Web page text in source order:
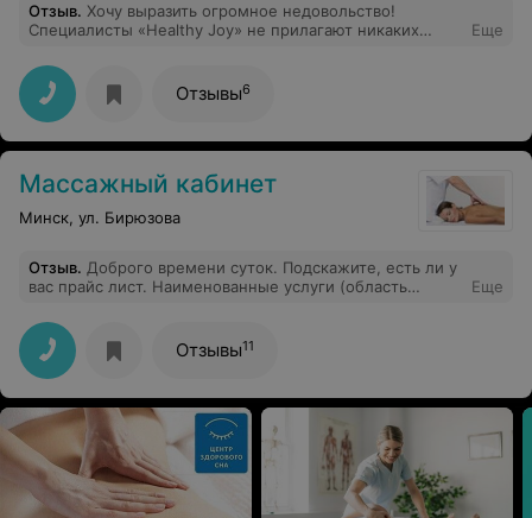
Отзыв. Хочу выразить огромное недовольство!
Специалисты «Healthy Joy» не прилагают никаких
ситуацию! Я была записана на 28.12.2021 на
наращивание ресниц, но мастер заболела,
естественно узнала я об этом 27.12.2021. Пусть
поправляется
Еще
Отзывы6
Массажный кабинет
Минск, ул. Бирюзова
Отзыв. Доброго времени суток. Подскажите, есть ли у
вас прайс лист. Наименованные услуги (область
Еще
Отзывы11